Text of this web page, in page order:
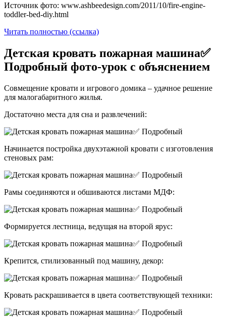
Источник фото: www.ashbeedesign.com/2011/10/fire-engine-
toddler-bed-diy.html
Читать полностью (ссылка)
Детская кровать пожарная машина✅
Подробный фото-урок с объяснением
Совмещение кровати и игрового домика – удачное решение
для малогабаритного жилья.
Достаточно места для сна и развлечений:
Начинается постройка двухэтажной кровати с изготовления
стеновых рам:
Рамы соединяются и обшиваются листами МДФ:
Формируется лестница, ведущая на второй ярус:
Крепится, стилизованный под машину, декор:
Кровать раскрашивается в цвета соответствующей техники: